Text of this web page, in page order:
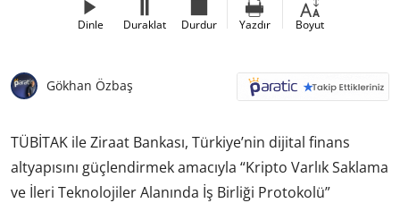
Dinle Duraklat Durdur Yazdır Boyut
Gökhan Özbaş
TÜBİTAK ile Ziraat Bankası, Türkiye’nin dijital finans
altyapısını güçlendirmek amacıyla “Kripto Varlık Saklama
ve İleri Teknolojiler Alanında İş Birliği Protokolü”